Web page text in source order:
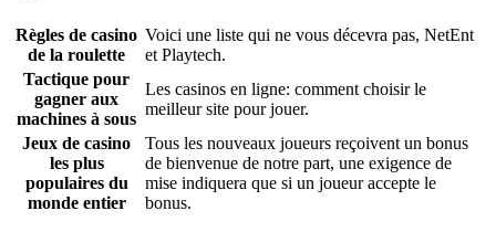
Règles de casino
de la roulette
Voici une liste qui ne vous décevra pas, NetEnt
et Playtech.
Tactique pour
gagner aux
machines à sous
Les casinos en ligne: comment choisir le
meilleur site pour jouer.
Jeux de casino
les plus
populaires du
monde entier
Tous les nouveaux joueurs reçoivent un bonus
de bienvenue de notre part, une exigence de
mise indiquera que si un joueur accepte le
bonus.